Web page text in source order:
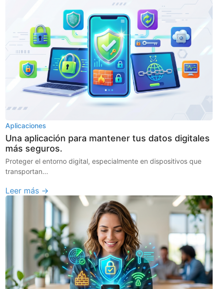
Aplicaciones
Una aplicación para mantener tus datos digitales
más seguros.
Proteger el entorno digital, especialmente en dispositivos que
transportan...
Leer más →